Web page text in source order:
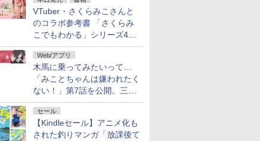
VTuber・さくらみこさんと
のコラボ参考書 「さくらみ
こでもわかる」シリーズ4冊
が本日発売！
Web/アプリ
木馬に乗ってみたいって…
「みことちゃんは嫌われたく
ない！」第7話を公開。三角
じゃない方か
セール
【Kindleセール】アニメ化も
された釣りマンガ「放課後て